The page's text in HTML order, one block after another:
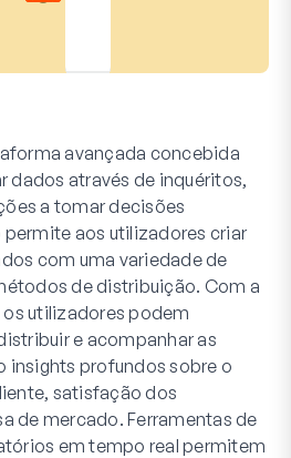
avançada concebida
dados através de inquéritos,
a tomar decisões
aos utilizadores criar
com uma variedade de
de distribuição. Com a
utilizadores podem
e acompanhar as
insights profundos sobre o
satisfação dos
de mercado. Ferramentas de
em tempo real permitem